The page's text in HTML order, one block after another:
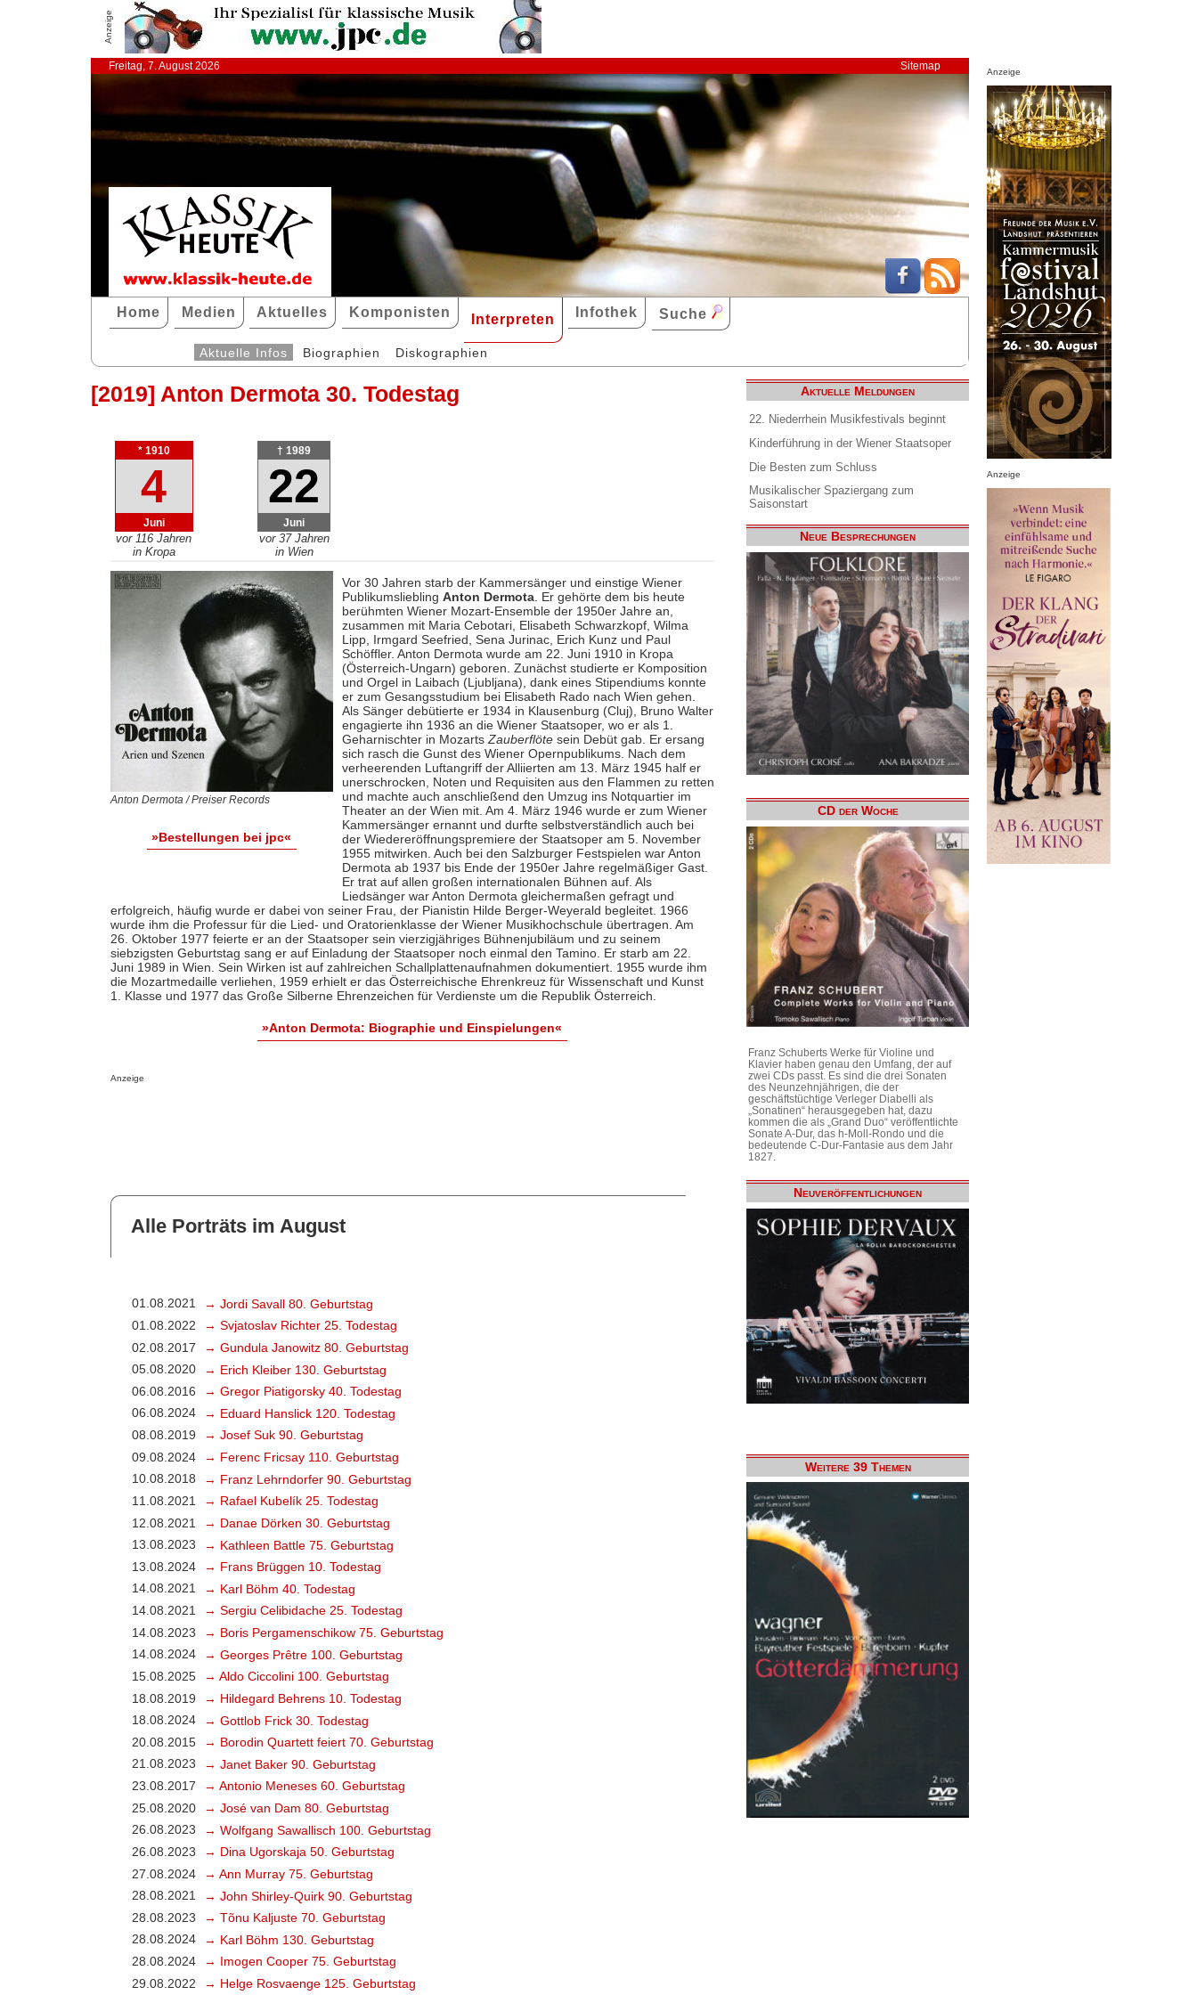
Anzeige
Freitag, 7. August 2026 Sitemap
Home Medien Aktuelles Komponisten Interpreten Infothek Suche
Aktuelle Infos Biographien Diskographien
[2019] Anton Dermota 30. Todestag
* 1910
4
Juni
vor 116 Jahren
in Kropa
† 1989
22
Juni
vor 37 Jahren
in Wien
Anton Dermota / Preiser Records
»Bestellungen bei jpc«
Vor 30 Jahren starb der Kammersänger und einstige Wiener
Publikumsliebling Anton Dermota. Er gehörte dem bis heute
berühmten Wiener Mozart-Ensemble der 1950er Jahre an,
zusammen mit Maria Cebotari, Elisabeth Schwarzkopf, Wilma
Lipp, Irmgard Seefried, Sena Jurinac, Erich Kunz und Paul
Schöffler. Anton Dermota wurde am 22. Juni 1910 in Kropa
(Österreich-Ungarn) geboren. Zunächst studierte er Komposition
und Orgel in Laibach (Ljubljana), dank eines Stipendiums konnte
er zum Gesangsstudium bei Elisabeth Rado nach Wien gehen.
Als Sänger debütierte er 1934 in Klausenburg (Cluj), Bruno Walter
engagierte ihn 1936 an die Wiener Staatsoper, wo er als 1.
Geharnischter in Mozarts Zauberflötesein Debüt gab. Er ersang
sich rasch die Gunst des Wiener Opernpublikums. Nach dem
verheerenden Luftangriff der Alliierten am 13. März 1945 half er
unerschrocken, Noten und Requisiten aus den Flammen zu retten
und machte auch anschließend den Umzug ins Notquartier im
Theater an der Wien mit. Am 4. März 1946 wurde er zum Wiener
Kammersänger ernannt und durfte selbstverständlich auch bei
der Wiedereröffnungspremiere der Staatsoper am 5. November
1955 mitwirken. Auch bei den Salzburger Festspielen war Anton
Dermota ab 1937 bis Ende der 1950er Jahre regelmäßiger Gast.
Er trat auf allen großen internationalen Bühnen auf. Als
Liedsänger war Anton Dermota gleichermaßen gefragt und
erfolgreich, häufig wurde er dabei von seiner Frau, der Pianistin Hilde Berger-Weyerald begleitet. 1966
wurde ihm die Professur für die Lied- und Oratorienklasse der Wiener Musikhochschule übertragen. Am
26. Oktober 1977 feierte er an der Staatsoper sein vierzigjähriges Bühnenjubiläum und zu seinem
siebzigsten Geburtstag sang er auf Einladung der Staatsoper noch einmal den Tamino. Er starb am 22.
Juni 1989 in Wien. Sein Wirken ist auf zahlreichen Schallplattenaufnahmen dokumentiert. 1955 wurde ihm
die Mozartmedaille verliehen, 1959 erhielt er das Österreichische Ehrenkreuz für Wissenschaft und Kunst
1. Klasse und 1977 das Große Silberne Ehrenzeichen für Verdienste um die Republik Österreich.
»Anton Dermota: Biographie und Einspielungen«
Anzeige
Alle Porträts im August
01.08.2021
→ Jordi Savall 80. Geburtstag
01.08.2022
→ Svjatoslav Richter 25. Todestag
02.08.2017
→ Gundula Janowitz 80. Geburtstag
05.08.2020
→ Erich Kleiber 130. Geburtstag
06.08.2016
→ Gregor Piatigorsky 40. Todestag
06.08.2024
→ Eduard Hanslick 120. Todestag
08.08.2019
→ Josef Suk 90. Geburtstag
09.08.2024
→ Ferenc Fricsay 110. Geburtstag
10.08.2018
→ Franz Lehrndorfer 90. Geburtstag
11.08.2021
→ Rafael Kubelík 25. Todestag
12.08.2021
→ Danae Dörken 30. Geburtstag
13.08.2023
→ Kathleen Battle 75. Geburtstag
13.08.2024
→ Frans Brüggen 10. Todestag
14.08.2021
→ Karl Böhm 40. Todestag
14.08.2021
→ Sergiu Celibidache 25. Todestag
14.08.2023
→ Boris Pergamenschikow 75. Geburtstag
14.08.2024
→ Georges Prêtre 100. Geburtstag
15.08.2025
→ Aldo Ciccolini 100. Geburtstag
18.08.2019
→ Hildegard Behrens 10. Todestag
18.08.2024
→ Gottlob Frick 30. Todestag
20.08.2015
→ Borodin Quartett feiert 70. Geburtstag
21.08.2023
→ Janet Baker 90. Geburtstag
23.08.2017
→ Antonio Meneses 60. Geburtstag
25.08.2020
→ José van Dam 80. Geburtstag
26.08.2023
→ Wolfgang Sawallisch 100. Geburtstag
26.08.2023
→ Dina Ugorskaja 50. Geburtstag
27.08.2024
→ Ann Murray 75. Geburtstag
28.08.2021
→ John Shirley-Quirk 90. Geburtstag
28.08.2023
→ Tõnu Kaljuste 70. Geburtstag
28.08.2024
→ Karl Böhm 130. Geburtstag
28.08.2024
→ Imogen Cooper 75. Geburtstag
29.08.2022
→ Helge Rosvaenge 125. Geburtstag
Aktuelle Meldungen
22. Niederrhein Musikfestivals beginnt
Kinderführung in der Wiener Staatsoper
Die Besten zum Schluss
Musikalischer Spaziergang zum
Saisonstart
Neue Besprechungen
CD der Woche
Franz Schuberts Werke für Violine und
Klavier haben genau den Umfang, der auf
zwei CDs passt. Es sind die drei Sonaten
des Neunzehnjährigen, die der
geschäftstüchtige Verleger Diabelli als
„Sonatinen“ herausgegeben hat, dazu
kommen die als „Grand Duo“ veröffentlichte
Sonate A-Dur, das h-Moll-Rondo und die
bedeutende C-Dur-Fantasie aus dem Jahr
1827.
Neuveröffentlichungen
Weitere 39 Themen
Anzeige
Anzeige